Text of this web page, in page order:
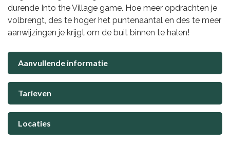
durende Into the Village game. Hoe meer opdrachten je
volbrengt, des te hoger het puntenaantal en des te meer
aanwijzingen je krijgt om de buit binnen te halen!
Aanvullende informatie
Tarieven
Locaties